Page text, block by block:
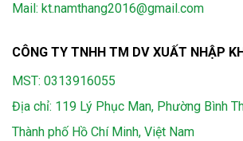
Mail: kt.namthang2016@gmail.com
CÔNG TY TNHH TM DV XUẤT NHẬP
MST: 0313916055
Địa chỉ: 119 Lý Phục Man, Phường Bình
Thành phố Hồ Chí Minh, Việt Nam